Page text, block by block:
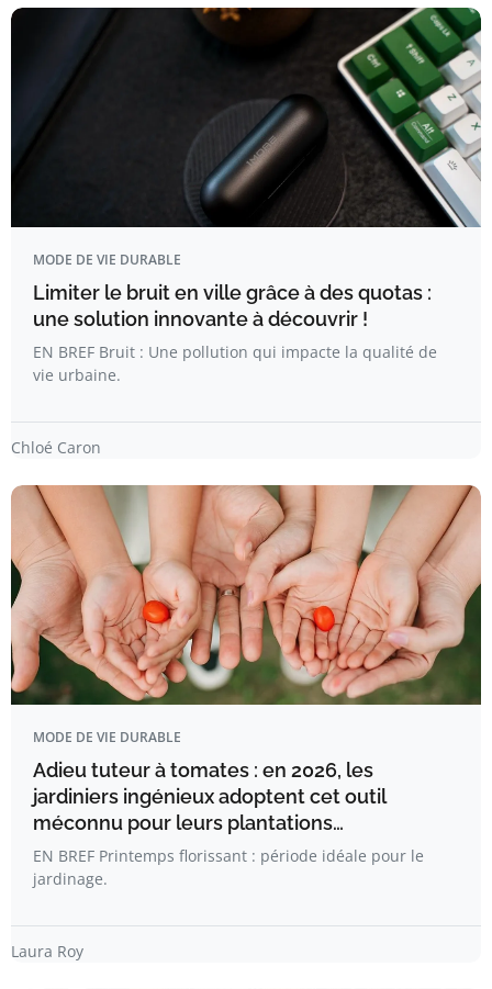
MODE DE VIE DURABLE
Limiter le bruit en ville grâce à des quotas :
une solution innovante à découvrir !
EN BREF Bruit : Une pollution qui impacte la qualité de
vie urbaine.
Chloé Caron
MODE DE VIE DURABLE
Adieu tuteur à tomates : en 2026, les
jardiniers ingénieux adoptent cet outil
méconnu pour leurs plantations…
EN BREF Printemps florissant : période idéale pour le
jardinage.
Laura Roy